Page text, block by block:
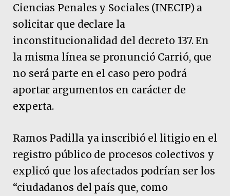
Ciencias Penales y Sociales (INECIP) a
solicitar que declare la
inconstitucionalidad del decreto 137. En
la misma línea se pronunció Carrió, que
no será parte en el caso pero podrá
aportar argumentos en carácter de
experta.
Ramos Padilla ya inscribió el litigio en el
registro público de procesos colectivos y
explicó que los afectados podrían ser los
“ciudadanos del país que, como